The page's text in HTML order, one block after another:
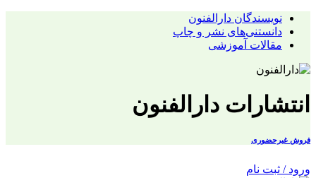
نویسندگان دارالفنون
دانستنی‌های نشر و چاپ
مقالات آموزشی
انتشارات دارالفنون
فروش غیرحضوری
ورود / ثبت نام